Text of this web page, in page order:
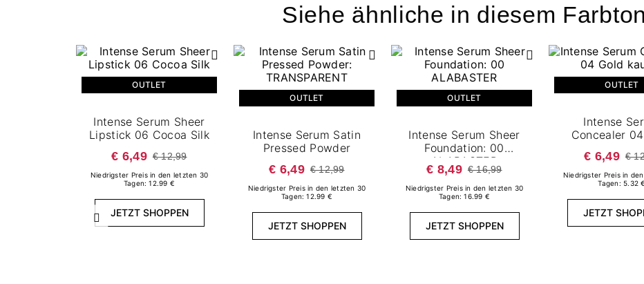
Siehe ähnliche in diesem Farbton
Zurück
OUTLET
Intense Serum Sheer
Lipstick 06 Cocoa Silk
€ 6,49 € 12,99
Niedrigster Preis in den letzten 30
Tagen: 12.99 €
JETZT SHOPPEN
OUTLET
Intense Serum Satin
Pressed Powder
€ 6,49 € 12,99
Niedrigster Preis in den letzten 30
Tagen: 12.99 €
JETZT SHOPPEN
OUTLET
Intense Serum Sheer
Foundation: 00
ALABASTER
€ 8,49 € 16,99
Niedrigster Preis in den letzten 30
Tagen: 16.99 €
JETZT SHOPPEN
OUTLET
Intense
Concealer
€ 6,49 €
Niedrigster Preis in
Tagen: 5.32 €
JETZT